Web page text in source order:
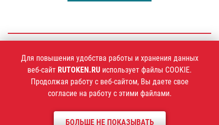
+7 (495)925-77-90
1994–2026 ©Компания «Актив»
Политика конфиденциальности
Для повышения удобства работы и хранения данных
веб-сайт RUTOKEN.RU использует файлы COOKIE.
Продолжая работу с веб-сайтом, Вы даете свое
согласие на работу с этими файлами.
БОЛЬШЕ НЕ ПОКАЗЫВАТЬ